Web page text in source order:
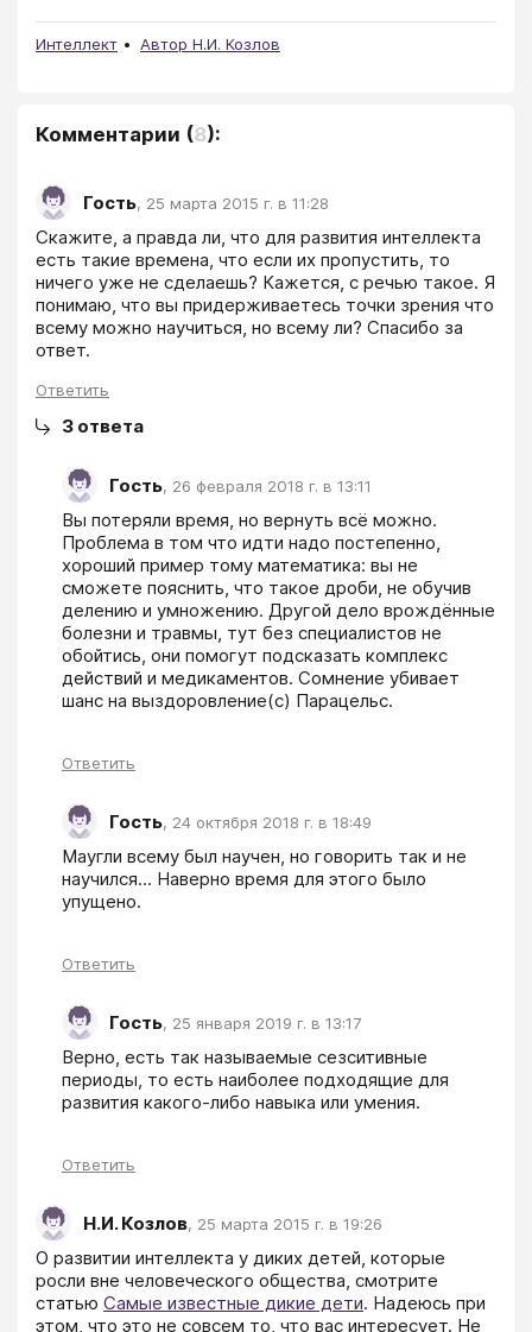
Интеллект Автор Н.И. Козлов
Комментарии (8):
Гость, 25 марта 2015 г. в 11:28
Скажите, а правда ли, что для развития интеллекта
есть такие времена, что если их пропустить, то
ничего уже не сделаешь? Кажется, с речью такое. Я
понимаю, что вы придерживаетесь точки зрения что
всему можно научиться, но всему ли? Спасибо за
ответ.
Ответить
3 ответа
Гость, 26 февраля 2018 г. в 13:11
Вы потеряли время, но вернуть всё можно.
Проблема в том что идти надо постепенно,
хороший пример тому математика: вы не
сможете пояснить, что такое дроби, не обучив
делению и умножению. Другой дело врождённые
болезни и травмы, тут без специалистов не
обойтись, они помогут подсказать комплекс
действий и медикаментов. Сомнение убивает
шанс на выздоровление(с) Парацельс.
Ответить
Гость, 24 октября 2018 г. в 18:49
Маугли всему был научен, но говорить так и не
научился... Наверно время для этого было
упущено.
Ответить
Гость, 25 января 2019 г. в 13:17
Верно, есть так называемые сезситивные
периоды, то есть наиболее подходящие для
развития какого-либо навыка или умения.
Ответить
Н.И. Козлов, 25 марта 2015 г. в 19:26
О развитии интеллекта у диких детей, которые
росли вне человеческого общества, смотрите
статью Самые известные дикие дети. Надеюсь при
этом, что это не совсем то, что вас интересует. Не